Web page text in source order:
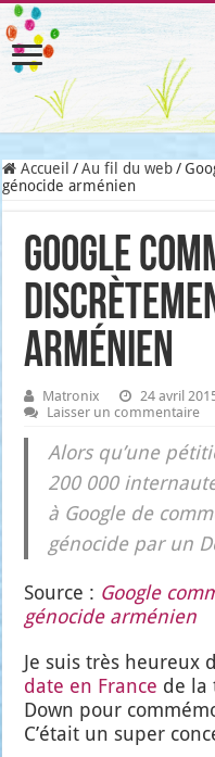
Accueil / Au fil du web /
génocide arménien
Google
arménien
Matronix 24 avril
Laisser un commentaire
Alors qu’une
200 000
à Google de
géno­cide par un
Source : Google
géno­cide armé­nien
Je suis très heu­reux
date en France de la
Down pour
C’é­tait un super